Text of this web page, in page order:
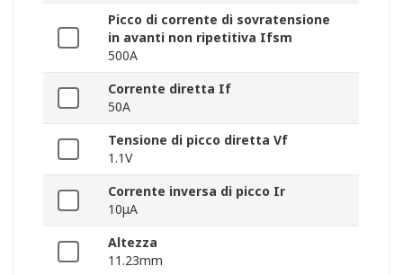
Picco di corrente di sovratensione
in avanti non ripetitiva Ifsm
500A
Corrente diretta If
50A
Tensione di picco diretta Vf
1.1V
Corrente inversa di picco Ir
10μA
Altezza
11.23mm